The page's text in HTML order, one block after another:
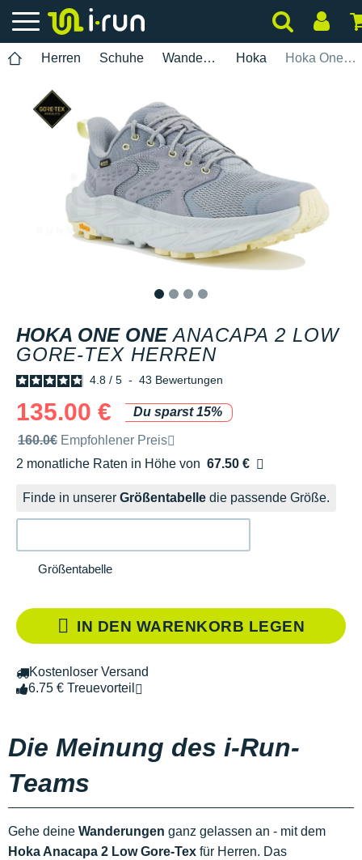
Herren Schuhe Wanderung Hoka Hoka One One Anacapa 2 Low Gore-Tex Herren
HOKA ONE ONE ANACAPA 2 LOW
GORE-TEX HERREN
4.8 / 5 - 43 Bewertungen
135.00 €
Du sparst 15%
Unverbindliche Preisempfehlung der Marke
160.0€ Empfohlener Preis
2 monatliche Raten in Höhe von 67.50 €
Ohne Zusatzkosten
Finde in unserer Größentabelle die passende Größe.
Größentabelle
IN DEN WARENKORB LEGEN
Kostenloser Versand
6.75 € Treuevorteil
Die Meinung des i-Run-
Teams
Gehe deine Wanderungen ganz gelassen an - mit dem
Hoka Anacapa 2 Low Gore-Tex für Herren. Das